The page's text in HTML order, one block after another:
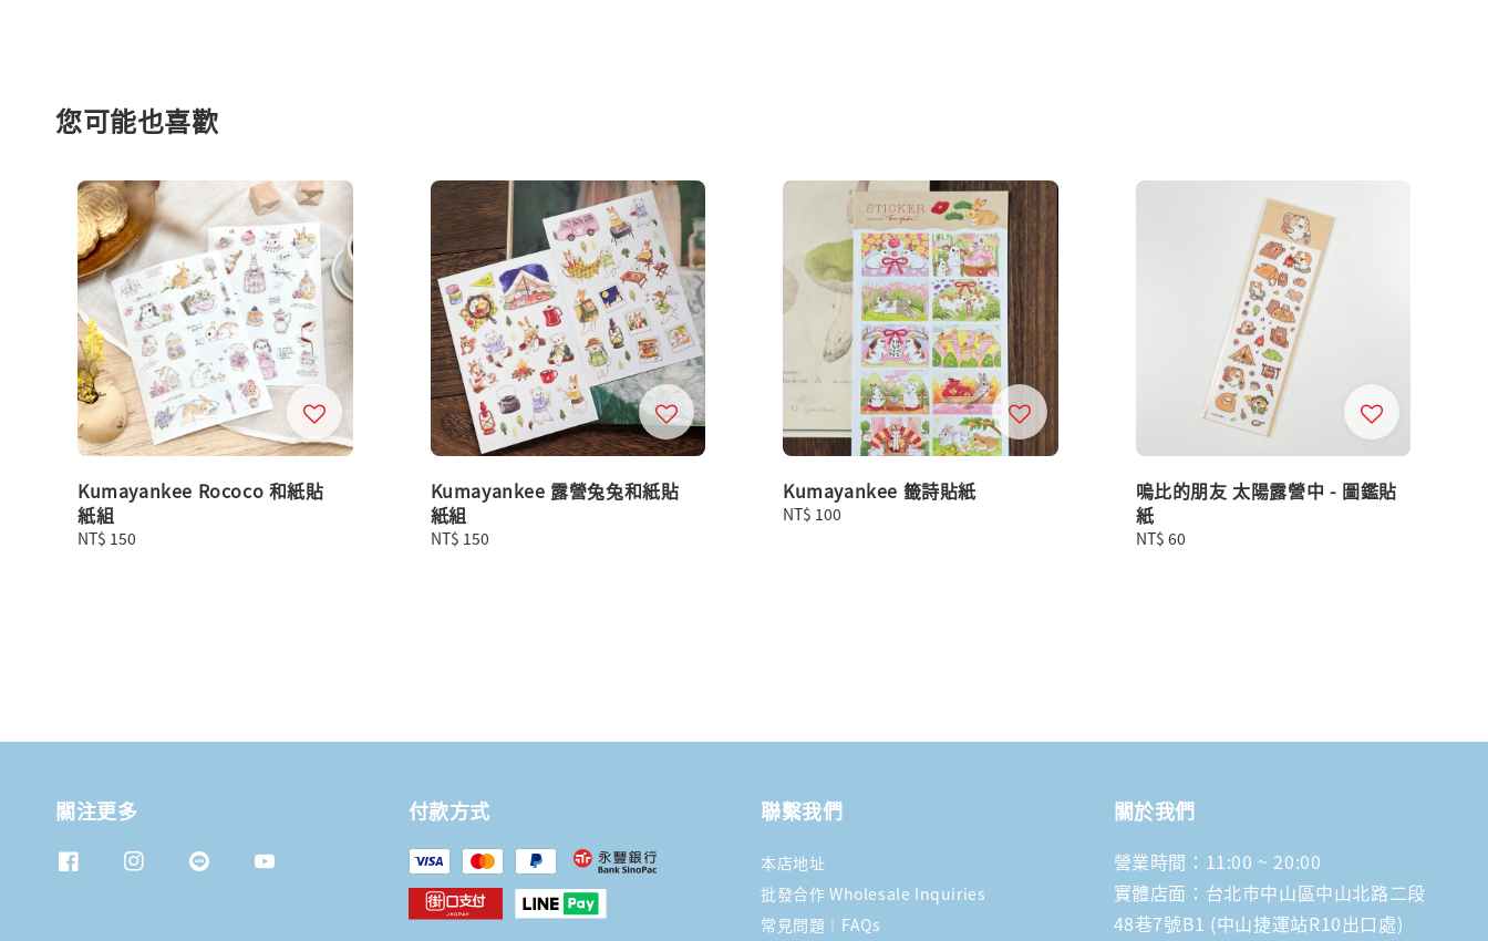
您可能也喜歡
Kumayankee Rococo 和紙貼
紙組
Regular
NT$ 150
Kumayankee 露營兔兔和紙貼
紙組
Regular
NT$ 150
Kumayankee 籤詩貼紙
Regular
NT$ 100
嗚比的朋友 太陽露營中 - 圖鑑貼
紙
Regular
NT$ 60
關注更多 付款方式 聯繫我們
本店地址
批發合作 Wholesale Inquiries
常見問題｜FAQs
關於我們
營業時間：11:00 ~ 20:00
實體店面：台北市中山區中山北路二段
48巷7號B1 (中山捷運站R10出口處)